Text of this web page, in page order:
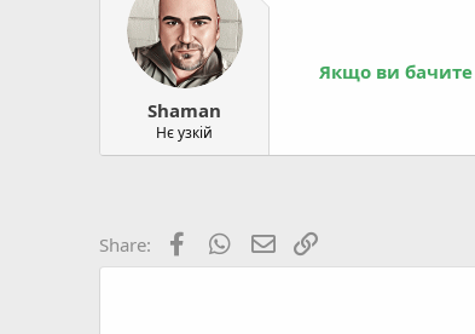
Shaman
Нє узкій
Якщо ви бачите
Share: FacebookWhatsApp
Email